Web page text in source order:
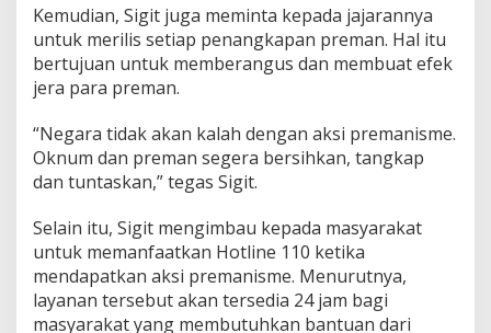
r
e
s
a
a
M
a
y
a
a
k
a
Kemudian, Sigit juga meminta kepada jajarannya
untuk merilis setiap penangkapan preman. Hal itu
bertujuan untuk memberangus dan membuat efek
jera para preman.
“Negara tidak akan kalah dengan aksi premanisme.
Oknum dan preman segera bersihkan, tangkap
dan tuntaskan,” tegas Sigit.
Selain itu, Sigit mengimbau kepada masyarakat
untuk memanfaatkan Hotline 110 ketika
mendapatkan aksi premanisme. Menurutnya,
layanan tersebut akan tersedia 24 jam bagi
masyarakat yang membutuhkan bantuan dari